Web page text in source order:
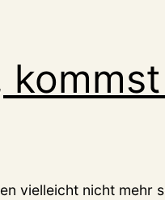
vielleicht nicht mehr